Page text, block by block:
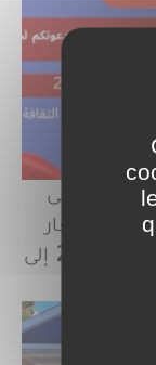
من الملتقى
تحت شعار
“الإبداع الفني في زمن الرقميات" من 24 إلى